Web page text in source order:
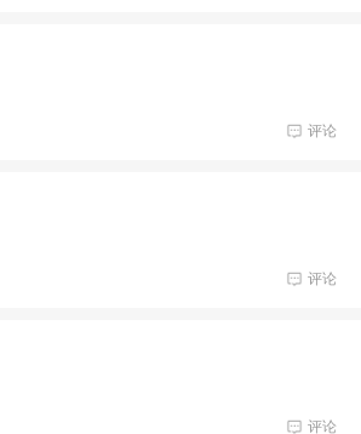
评论
评论
评论